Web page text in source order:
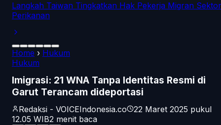
Langkah Taiwan Tingkatkan Hak Pekerja Migran Sektor
Perikanan
Home › Hukum
Hukum
Imigrasi: 21 WNA Tanpa Identitas Resmi di
Garut Terancam dideportasi
Redaksi - VOICEIndonesia.co
22 Maret 2025 pukul
12.05 WIB2 menit baca